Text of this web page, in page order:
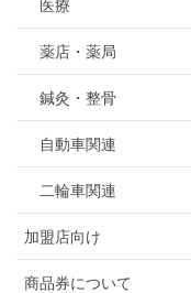
医療
薬店・薬局
鍼灸・整骨
自動車関連
二輪車関連
加盟店向け
商品券について